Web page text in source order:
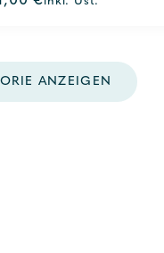
ANZEIGEN